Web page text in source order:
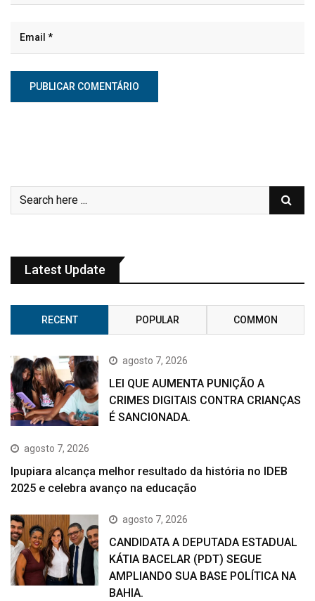
Latest Update
RECENT POPULAR COMMON
agosto 7, 2026
LEI QUE AUMENTA PUNIÇÃO A
CRIMES DIGITAIS CONTRA CRIANÇAS
É SANCIONADA.
agosto 7, 2026
Ipupiara alcança melhor resultado da história no IDEB
2025 e celebra avanço na educação
agosto 7, 2026
CANDIDATA A DEPUTADA ESTADUAL
KÁTIA BACELAR (PDT) SEGUE
AMPLIANDO SUA BASE POLÍTICA NA
BAHIA.